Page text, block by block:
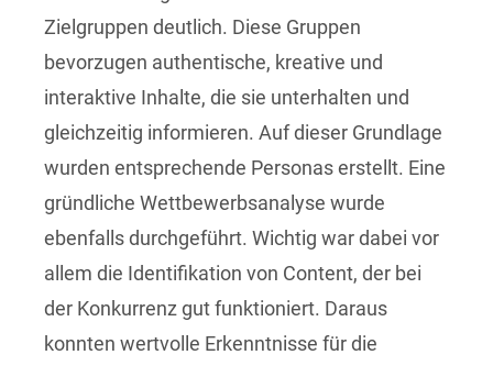
Zielgruppen deutlich. Diese Gruppen
bevorzugen authentische, kreative und
interaktive Inhalte, die sie unterhalten und
gleichzeitig informieren. Auf dieser Grundlage
wurden entsprechende Personas erstellt. Eine
gründliche Wettbewerbsanalyse wurde
ebenfalls durchgeführt. Wichtig war dabei vor
allem die Identifikation von Content, der bei
der Konkurrenz gut funktioniert. Daraus
konnten wertvolle Erkenntnisse für die